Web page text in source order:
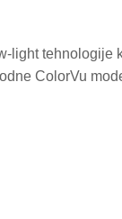
ColorVu